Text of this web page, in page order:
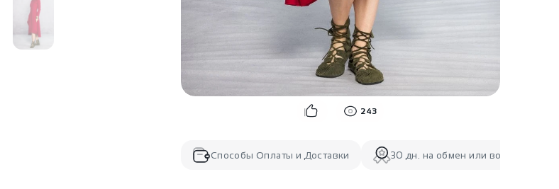
243
Способы Оплаты и Доставки 30 дн. на обмен или возврат